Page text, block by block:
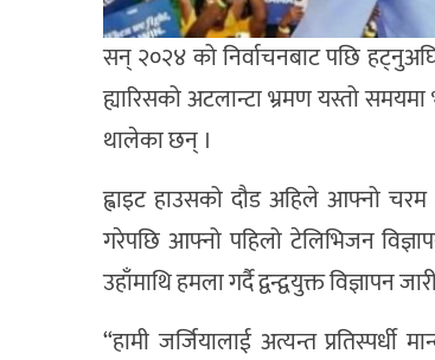
सन् २०२४ को निर्वाचनबाट पछि हट्नुअघि
ह्यारिसको अटलान्टा भ्रमण यस्तो
थालेका छन् ।
ह्वाइट हाउसको दौड अहिले आफ्नो चरम
गरेपछि आफ्नो पहिलो टेलिभिजन
उहाँमाथि हमला गर्दै द्वन्द्वयुक्त विज्ञापन
“हामी जर्जियालाई अत्यन्त